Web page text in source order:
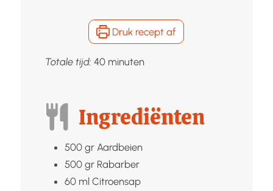
Druk recept af
Totale tijd: 40minuten
minuten
Ingrediënten
500 gr Aardbeien
500 gr Rabarber
60 ml Citroensap